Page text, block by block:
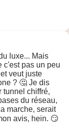
luxe... Mais
c'est pas un peu
veut juste
? 🤔 Je dis
tunnel chiffré,
du réseau,
marche, serait
avis, hein. 😏